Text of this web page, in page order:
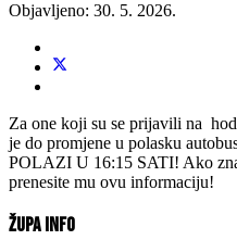
Objavljeno: 30. 5. 2026.
Za one koji su se prijavili na
je do promjene u polasku
POLAZI U 16:15 SATI! Ako
prenesite mu ovu informaciju!
Župa info